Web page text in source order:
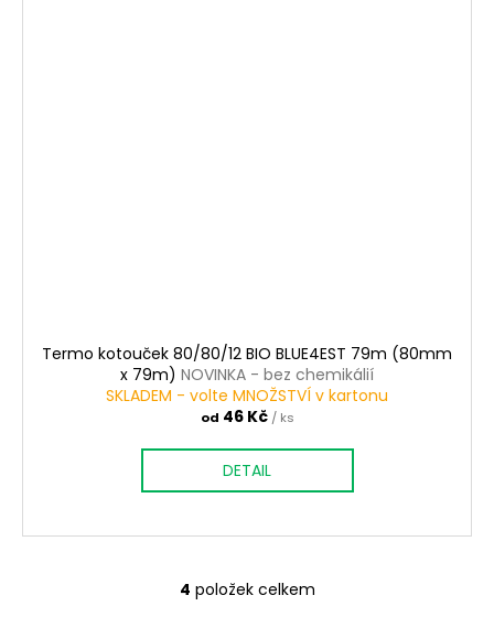
Termo kotouček 80/80/12 BIO BLUE4EST 79m (80mm
x 79m) NOVINKA - bez chemikálií
SKLADEM - volte MNOŽSTVÍ v kartonu
od 46 Kč / ks
DETAIL
O
4 položek celkem